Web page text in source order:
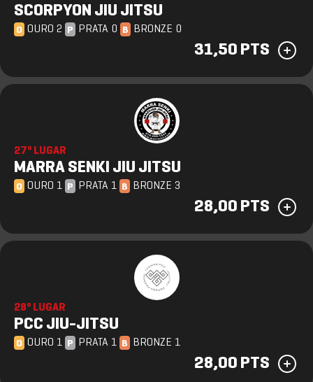
SCORPYON JIU JITSU
O OURO 2 P PRATA 0 B BRONZE 0
31,50 PTS
27º LUGAR
MARRA SENKI JIU JITSU
O OURO 1 P PRATA 1 B BRONZE 3
28,00 PTS
28º LUGAR
PCC JIU-JITSU
O OURO 1 P PRATA 1 B BRONZE 1
28,00 PTS